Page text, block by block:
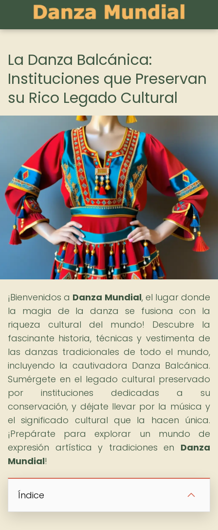
La Danza Balcánica:
Instituciones que Preservan
su Rico Legado Cultural
¡Bienvenidos a Danza Mundial, el lugar donde
la magia de la danza se fusiona con la
riqueza cultural del mundo! Descubre la
fascinante historia, técnicas y vestimenta de
las danzas tradicionales de todo el mundo,
incluyendo la cautivadora Danza Balcánica.
Sumérgete en el legado cultural preservado
por instituciones dedicadas a su
conservación, y déjate llevar por la música y
el significado cultural que la hacen única.
¡Prepárate para explorar un mundo de
expresión artística y tradiciones en Danza
Mundial!
Índice